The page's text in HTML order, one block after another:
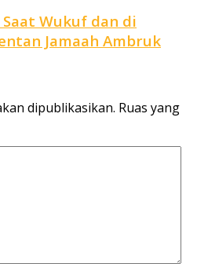
Wukuf dan di
Jamaah Ambruk
dipublikasikan. Ruas yang